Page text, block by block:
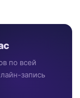
по всей
запись